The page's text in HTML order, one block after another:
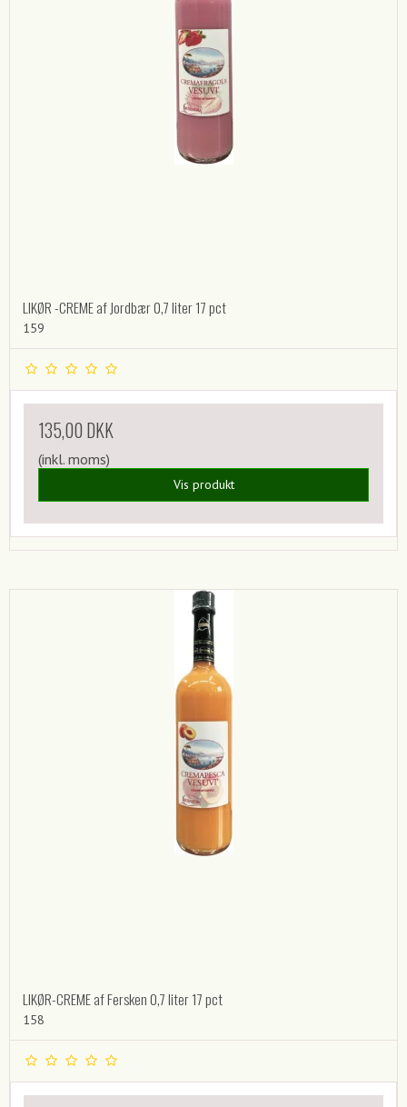
LIKØR -CREME af Jordbær 0,7 liter 17 pct
159
135,00 DKK
(inkl. moms)
Vis produkt
LIKØR-CREME af Fersken 0,7 liter 17 pct
158